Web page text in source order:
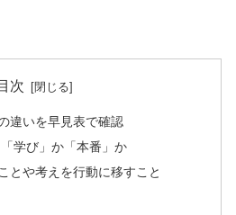
次
違いを早見表で確認
学び」か「本番」か
とや考えを行動に移すこと